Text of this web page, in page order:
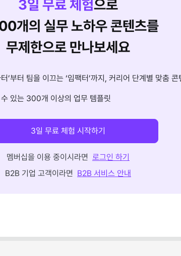
3일 무료 체험으로
개의 실무 노하우 콘텐츠를
무제한으로 만나보세요
’부터 팀을 이끄는 ‘임팩터’까지, 커리어 단계별 맞춤 콘
있는 300개 이상의 업무 템플릿
3일 무료 체험 시작하기
멤버십을 이용 중이시라면 로그인 하기
B2B 기업 고객이라면 B2B 서비스 안내